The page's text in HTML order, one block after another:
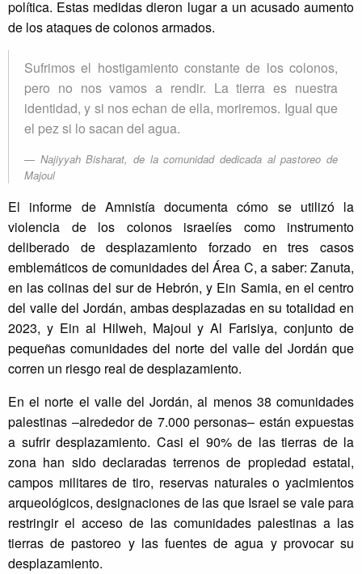
política. Estas medidas dieron lugar a un acusado aumento
de los ataques de colonos armados.
Sufrimos el hostigamiento constante de los colonos,
pero no nos vamos a rendir. La tierra es nuestra
identidad, y si nos echan de ella, moriremos. Igual que
el pez si lo sacan del agua.
Najiyyah Bisharat, de la comunidad dedicada al pastoreo de
Majoul
El informe de Amnistía documenta cómo se utilizó la
violencia de los colonos israelíes como instrumento
deliberado de desplazamiento forzado en tres casos
emblemáticos de comunidades del Área C, a saber: Zanuta,
en las colinas del sur de Hebrón, y Ein Samia, en el centro
del valle del Jordán, ambas desplazadas en su totalidad en
2023, y Ein al Hilweh, Majoul y Al Farisiya, conjunto de
pequeñas comunidades del norte del valle del Jordán que
corren un riesgo real de desplazamiento.
En el norte el valle del Jordán, al menos 38 comunidades
palestinas –alrededor de 7.000 personas– están expuestas
a sufrir desplazamiento. Casi el 90% de las tierras de la
zona han sido declaradas terrenos de propiedad estatal,
campos militares de tiro, reservas naturales o yacimientos
arqueológicos, designaciones de las que Israel se vale para
restringir el acceso de las comunidades palestinas a las
tierras de pastoreo y las fuentes de agua y provocar su
desplazamiento.